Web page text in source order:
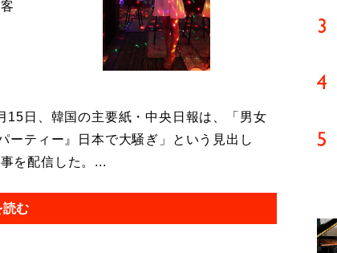
日、韓国の主要紙・中央日報は、「男女
ティー』日本で大騒ぎ」という見出し
を配信した。...
読む